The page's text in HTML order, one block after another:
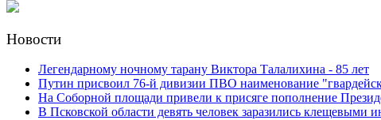
Новости
Легендарному ночному тарану Виктора Талалихина - 85 лет
Путин присвоил 76-й дивизии ПВО наименование
На Соборной площади привели к присяге пополнение
В Псковской области девять человек заразились клещевыми